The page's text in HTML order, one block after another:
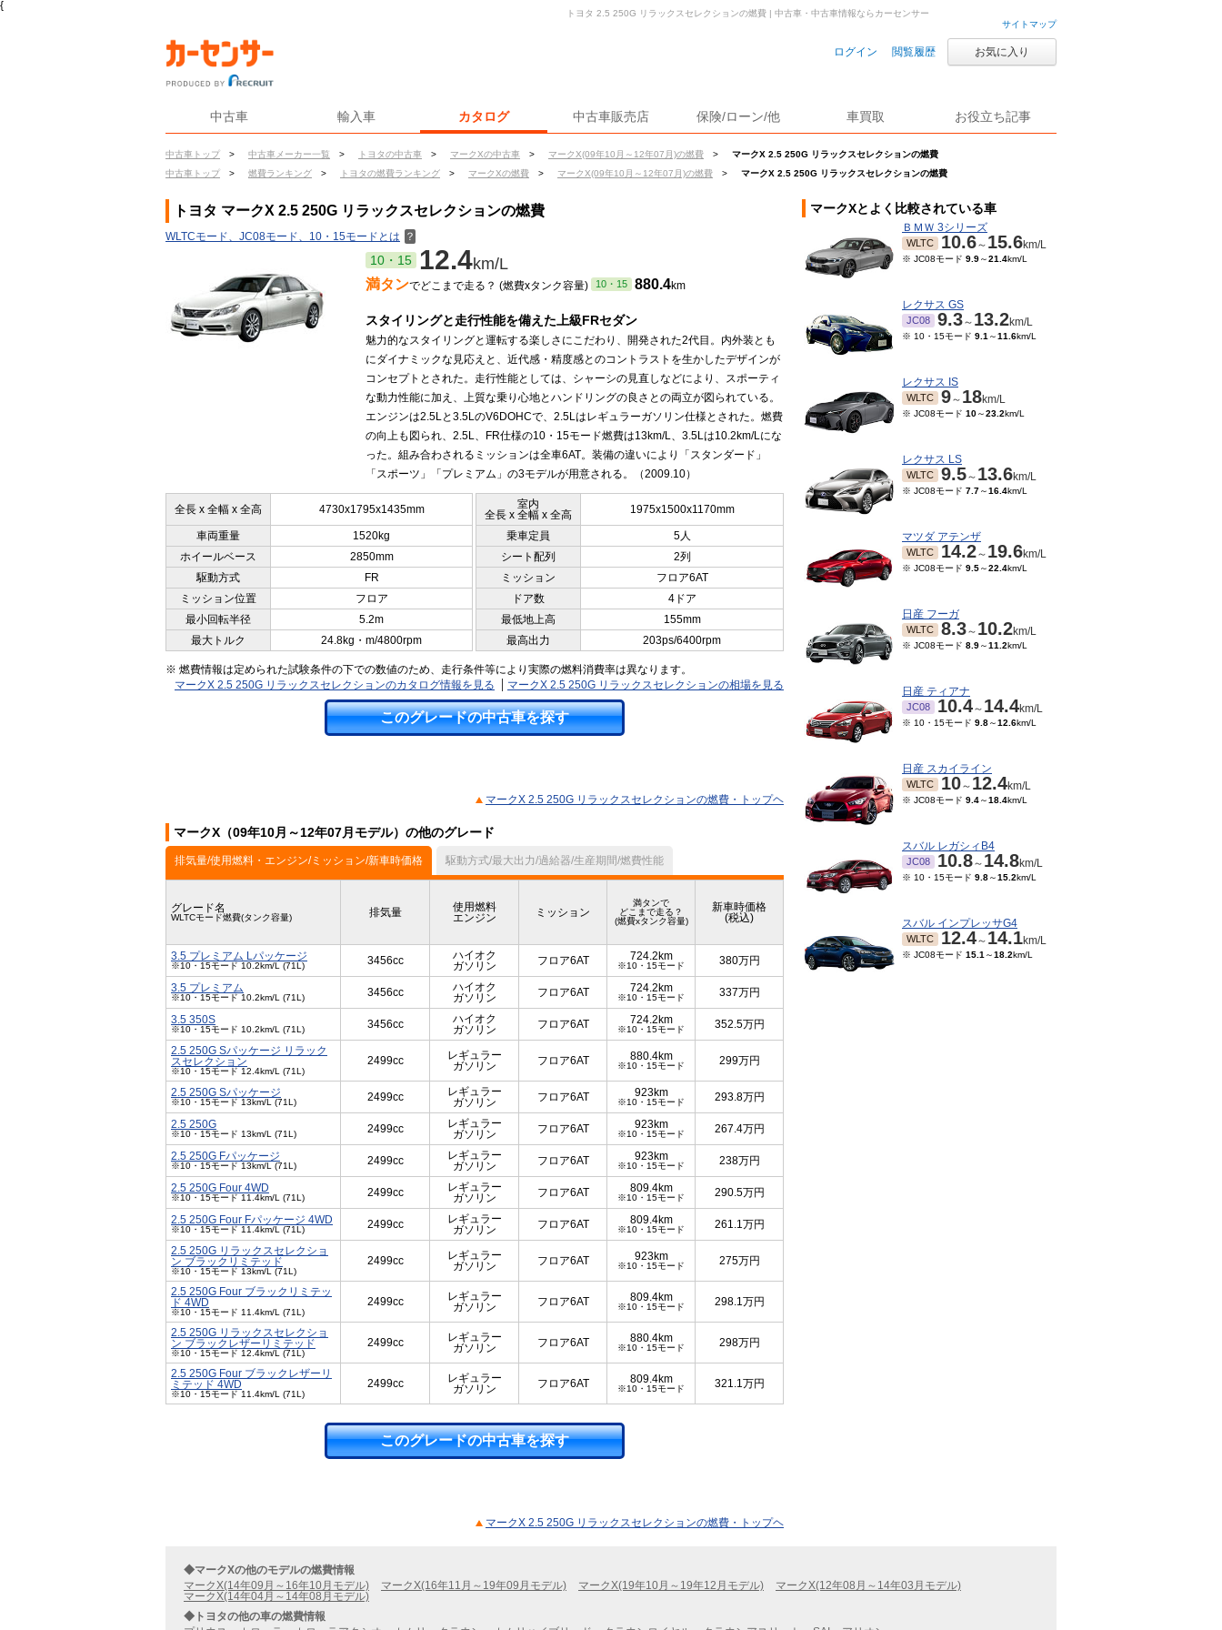
{
サイトマップ
ログイン 閲覧履歴 お気に入り
中古車 輸入車 カタログ 中古車販売店 保険/ローン/他 車買取 お役立ち記事
中古車トップ > 中古車メーカー一覧 > トヨタの中古車 > マークXの中古車 > マークX(09年10月～12年07月)の燃費 >
マークX 2.5 250G リラックスセレクションの燃費
中古車トップ
> 燃費ランキング > トヨタの燃費ランキング > マークXの燃費 > マークX(09年10月～12年07月)の燃費 > マークX 2.5 250G リラックスセレクションの燃費
トヨタ 2.5 250G リラックスセレクションの燃費 | 中古車・中古車情報ならカーセンサー
トヨタ マークX 2.5 250G リラックスセレクションの燃費
WLTCモード、JC08モード、10・15モードとは ？
10・15 12.4km/L
満タンでどこまで走る？ (燃費xタンク容量) 10・15 880.4km
スタイリングと走行性能を備えた上級FRセダン
魅力的なスタイリングと運転する楽しさにこだわり、開発された2代目。内外装とも
にダイナミックな見応えと、近代感・精度感とのコントラストを生かしたデザインが
コンセプトとされた。走行性能としては、シャーシの見直しなどにより、スポーティ
な動力性能に加え、上質な乗り心地とハンドリングの良さとの両立が図られている。
エンジンは2.5Lと3.5LのV6DOHCで、2.5Lはレギュラーガソリン仕様とされた。燃費
の向上も図られ、2.5L、FR仕様の10・15モード燃費は13km/L、3.5Lは10.2km/Lにな
った。組み合わされるミッションは全車6AT。装備の違いにより「スタンダード」
「スポーツ」「プレミアム」の3モデルが用意される。（2009.10）
全長 x 全幅 x 全高 4730x1795x1435mm
室内
全長 x 全幅 x 全高
1975x1500x1170mm
車両重量 1520kg 乗車定員
5人
ホイールベース
2850mm シート配列
2列
駆動方式
FR ミッション
フロア6AT
ミッション位置
フロア ドア数
4ドア
最小回転半径
5.2m 最低地上高
155mm
最大トルク
24.8kg・m/4800rpm 最高出力 203ps/6400rpm
※ 燃費情報は定められた試験条件の下での数値のため、走行条件等により実際の燃料消費率は異なります。
マークX 2.5 250G リラックスセレクションのカタログ情報を見る
マークX 2.5 250G リラックスセレクションの相場を見る
このグレードの中古車を探す
マークX 2.5 250G リラックスセレクションの燃費・トップヘ
マークX（09年10月～12年07月モデル）の他のグレード
排気量/使用燃料・エンジン/ミッション/新車時価格 駆動方式/最大出力/過給器/生産期間/燃費性能
グレード名
WLTCモード燃費(タンク容量) 排気量
使用燃料
エンジン
ミッション
満タンで
どこまで走る？
(燃費xタンク容量)
新車時価格
(税込)
3.5 プレミアム Lパッケージ
※10・15モード 10.2km/L (71L) 3456cc
ハイオク
ガソリン
フロア6AT 724.2km
※10・15モード 380万円
3.5 プレミアム
※10・15モード 10.2km/L (71L) 3456cc
ハイオク
ガソリン
フロア6AT 724.2km
※10・15モード 337万円
3.5 350S
※10・15モード 10.2km/L (71L) 3456cc
ハイオク
ガソリン
フロア6AT 724.2km
※10・15モード 352.5万円
2.5 250G Sパッケージ リラック
スセレクション
※10・15モード 12.4km/L (71L)
2499cc
レギュラー
ガソリン
フロア6AT 880.4km
※10・15モード 299万円
2.5 250G Sパッケージ
※10・15モード 13km/L (71L) 2499cc
レギュラー
ガソリン
フロア6AT 923km
※10・15モード 293.8万円
2.5 250G
※10・15モード 13km/L (71L) 2499cc
レギュラー
ガソリン
フロア6AT 923km
※10・15モード 267.4万円
2.5 250G Fパッケージ
※10・15モード 13km/L (71L) 2499cc
レギュラー
ガソリン
フロア6AT 923km
※10・15モード 238万円
2.5 250G Four 4WD
※10・15モード 11.4km/L (71L) 2499cc
レギュラー
ガソリン
フロア6AT 809.4km
※10・15モード 290.5万円
2.5 250G Four Fパッケージ 4WD
※10・15モード 11.4km/L (71L) 2499cc
レギュラー
ガソリン
フロア6AT 809.4km
※10・15モード 261.1万円
2.5 250G リラックスセレクショ
ン ブラックリミテッド
※10・15モード 13km/L (71L)
2499cc
レギュラー
ガソリン
フロア6AT 923km
※10・15モード 275万円
2.5 250G Four ブラックリミテッ
ド 4WD
※10・15モード 11.4km/L (71L)
2499cc
レギュラー
ガソリン
フロア6AT 809.4km
※10・15モード 298.1万円
2.5 250G リラックスセレクショ
ン ブラックレザーリミテッド
※10・15モード 12.4km/L (71L)
2499cc
レギュラー
ガソリン
フロア6AT 880.4km
※10・15モード 298万円
2.5 250G Four ブラックレザーリ
ミテッド 4WD
※10・15モード 11.4km/L (71L)
2499cc
レギュラー
ガソリン
フロア6AT 809.4km
※10・15モード 321.1万円
このグレードの中古車を探す
マークX 2.5 250G リラックスセレクションの燃費・トップヘ
マークXとよく比較されている車
ＢＭＷ 3シリーズ
WLTC 10.6～ 15.6km/L
※ JC08モード 9.9～21.4km/L
レクサス GS
JC08 9.3～ 13.2km/L
※ 10・15モード 9.1 ～11.6km/L
レクサス IS
WLTC 9～ 18km/L
※ JC08モード 10～23.2km/L
レクサス LS
WLTC 9.5～ 13.6km/L
※ JC08モード 7.7～16.4km/L
マツダ アテンザ
WLTC 14.2～ 19.6km/L
※ JC08モード 9.5～22.4km/L
日産 フーガ
WLTC 8.3～ 10.2km/L
※ JC08モード 8.9～11.2km/L
日産 ティアナ
JC08 10.4～ 14.4km/L
※ 10・15モード 9.8～12.6km/L
日産 スカイライン
WLTC 10～ 12.4km/L
※ JC08モード 9.4～18.4km/L
スバル レガシィB4
JC08 10.8～ 14.8km/L
※ 10・15モード 9.8～15.2km/L
スバル インプレッサG4
WLTC 12.4～ 14.1km/L
※ JC08モード 15.1 ～18.2km/L
◆マークXの他のモデルの燃費情報
マークX(14年09月～16年10月モデル)
マークX(16年11月～19年09月モデル) マークX(19年10月～19年12月モデル)
マークX(12年08月～14年03月モデル)
マークX(14年04月～14年08月モデル)
◆トヨタの他の車の燃費情報